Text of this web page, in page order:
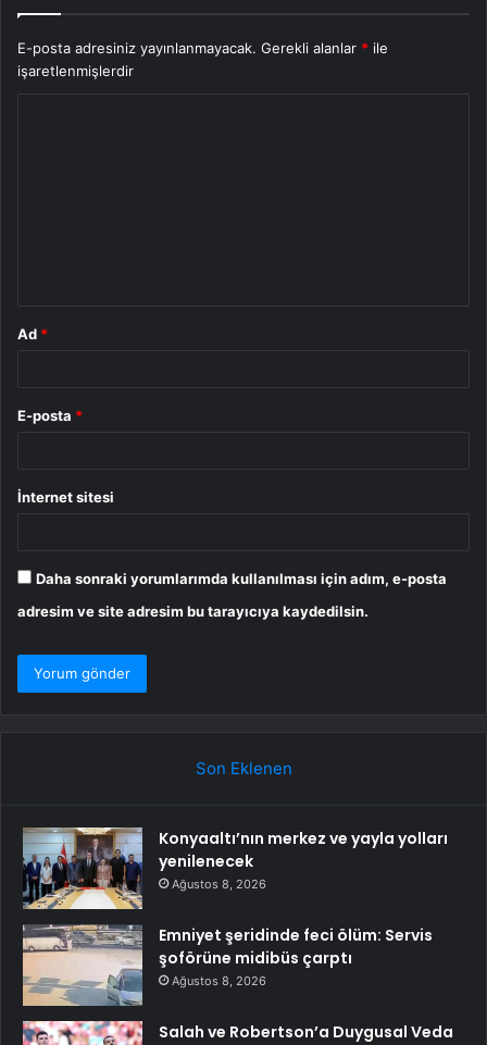
E-posta adresiniz yayınlanmayacak. Gerekli alanlar * ile
işaretlenmişlerdir
Ad *
E-posta *
İnternet sitesi
Daha sonraki yorumlarımda kullanılması için adım, e-posta
adresim ve site adresim bu tarayıcıya kaydedilsin.
Son Eklenen
Konyaaltı’nın merkez ve yayla yolları
yenilenecek
Ağustos 8, 2026
Emniyet şeridinde feci ölüm: Servis
şoförüne midibüs çarptı
Ağustos 8, 2026
Salah ve Robertson’a Duygusal Veda